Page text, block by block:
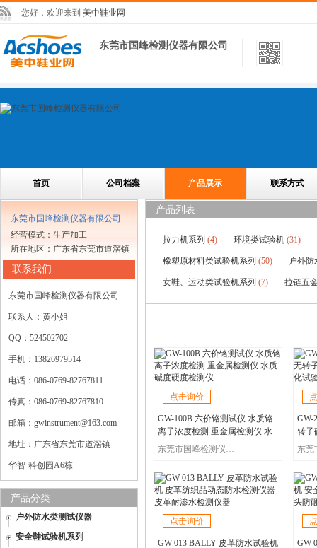
您好，欢迎来到 美中鞋业网
东莞市国峰检测仪器有限公司
首页 公司档案 产品展示 联系方式
东莞市国峰检测仪器有限公司
经营模式：生产加工
所在地区：广东省东莞市道滘镇
联系我们
东莞市国峰检测仪器有限公司
联系人：黄小姐
QQ：524502702
手机：13826979514
电话：086-0769-82767811
传真：086-0769-82767810
邮箱：gwinstrument@163.com
地址：广东省东莞市道滘镇
华智·科创园A6栋
产品分类
户外防水类测试仪器
安全鞋试验机系列
产品列表
拉力机系列 (4) 环境类试验机 (31)
橡塑原材料类试验机系列 (50) 户外
女鞋、运动类试验机系列 (7) 拉链五
点击询价
GW-100B 六价铬测试仪 水质铬
离子浓度检测 重金属检测仪 水
质碱度硬度检测仪东莞市国峰检测仪器有限公司
GW-
转子
化试
点击询价
GW-013 BALLY 皮革防水试验机
GW-